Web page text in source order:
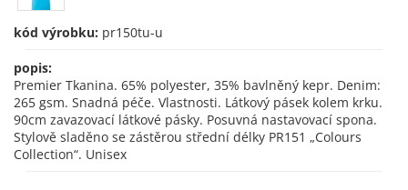
kód výrobku: pr150tu-u
popis:
Premier Tkanina. 65% polyester, 35% bavlněný kepr. Denim:
265 gsm. Snadná péče. Vlastnosti. Látkový pásek kolem krku.
90cm zavazovací látkové pásky. Posuvná nastavovací spona.
Stylově sladěno se zástěrou střední délky PR151 „Colours
Collection“. Unisex